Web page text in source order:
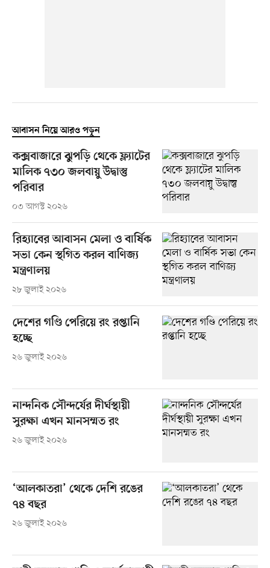
আবাসন নিয়ে আরও পড়ুন
কক্সবাজারে ঝুপড়ি থেকে ফ্ল্যাটের
মালিক ৭৩০ জলবায়ু উদ্বাস্তু
পরিবার
০৩ আগস্ট ২০২৬
রিহ্যাবের আবাসন মেলা ও বার্ষিক
সভা কেন স্থগিত করল বাণিজ্য
মন্ত্রণালয়
২৮ জুলাই ২০২৬
দেশের গণ্ডি পেরিয়ে রং রপ্তানি
হচ্ছে
২৬ জুলাই ২০২৬
নান্দনিক সৌন্দর্যের দীর্ঘস্থায়ী
সুরক্ষা এখন মানসম্মত রং
২৬ জুলাই ২০২৬
‘আলকাতরা’ থেকে দেশি রঙের
৭৪ বছর
২৬ জুলাই ২০২৬